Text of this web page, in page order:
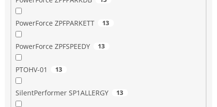
PowerForce ZPFPARKETT 13
PowerForce ZPFSPEEDY 13
PTOHV-01 13
SilentPerformer SP1ALLERGY 13